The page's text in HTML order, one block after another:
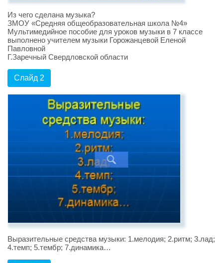
Из чего сделана музыка?
ЗМОУ «Средняя общеобразовательная школа №4»
Мультимедийное пособие для уроков музыки в 7 классе
выполнено учителем музыки Горожанцевой Еленой
Павловной
Г.Заречный Свердловской области
Слайд 2
Выразительные средства музыки: 1.мелодия; 2.ритм; 3.лад;
4.темп; 5.тембр; 7.динамика…